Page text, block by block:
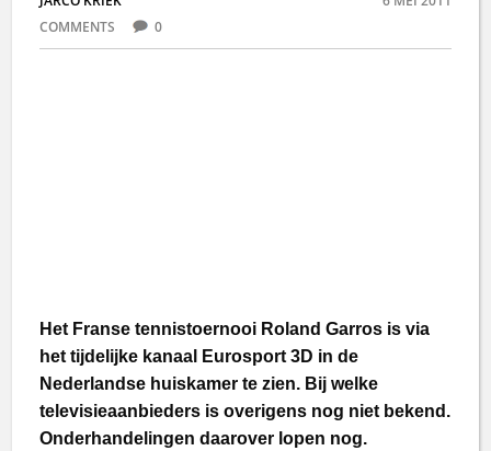
COMMENTS
0
Het Franse tennistoernooi Roland Garros is via
het tijdelijke kanaal Eurosport 3D in de
Nederlandse huiskamer te zien. Bij welke
televisieaanbieders is overigens nog niet bekend.
Onderhandelingen daarover lopen nog.